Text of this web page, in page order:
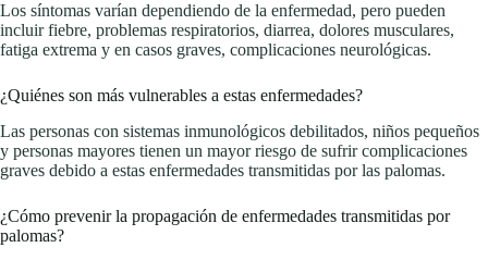
Los síntomas varían dependiendo de la enfermedad, pero pueden
incluir fiebre, problemas respiratorios, diarrea, dolores musculares,
fatiga extrema y en casos graves, complicaciones neurológicas.
¿Quiénes son más vulnerables a estas enfermedades?
Las personas con sistemas inmunológicos debilitados, niños pequeños
y personas mayores tienen un mayor riesgo de sufrir complicaciones
graves debido a estas enfermedades transmitidas por las palomas.
¿Cómo prevenir la propagación de enfermedades transmitidas por
palomas?